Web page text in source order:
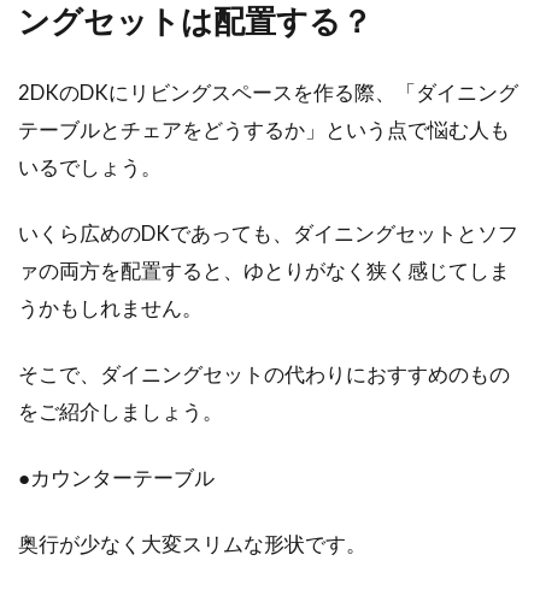
ングセットは配置する？
2DKのDKにリビングスペースを作る際、「ダイニング
テーブルとチェアをどうするか」という点で悩む人も
いるでしょう。
いくら広めのDKであっても、ダイニングセットとソフ
ァの両方を配置すると、ゆとりがなく狭く感じてしま
うかもしれません。
そこで、ダイニングセットの代わりにおすすめのもの
をご紹介しましょう。
●カウンターテーブル
奥行が少なく大変スリムな形状です。